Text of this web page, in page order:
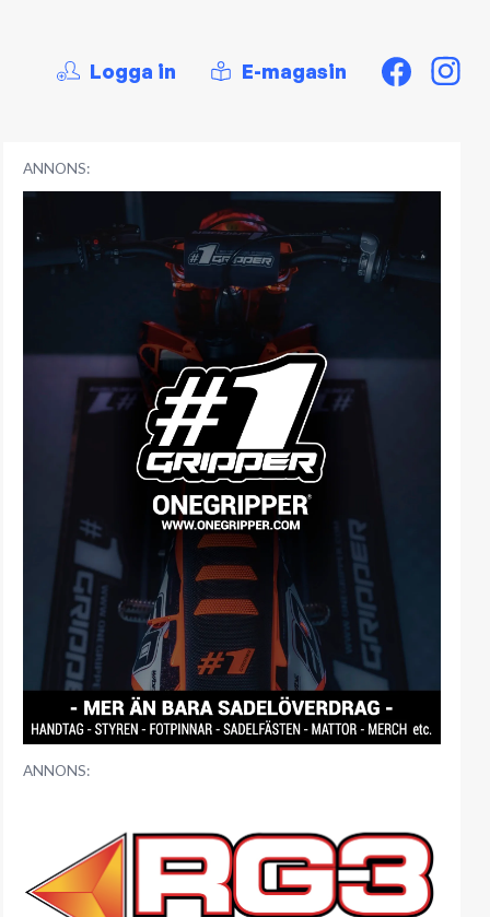
Logga in E-magasin
ANNONS:
ANNONS: